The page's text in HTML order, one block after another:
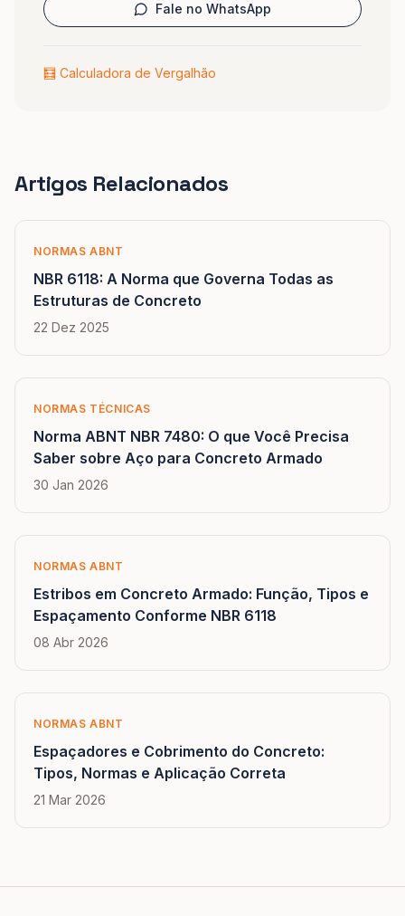
Fale no WhatsApp
🧮 Calculadora de Vergalhão
Artigos Relacionados
NORMAS ABNT
NBR 6118: A Norma que Governa Todas as
Estruturas de Concreto
22 Dez 2025
NORMAS TÉCNICAS
Norma ABNT NBR 7480: O que Você Precisa
Saber sobre Aço para Concreto Armado
30 Jan 2026
NORMAS ABNT
Estribos em Concreto Armado: Função, Tipos e
Espaçamento Conforme NBR 6118
08 Abr 2026
NORMAS ABNT
Espaçadores e Cobrimento do Concreto:
Tipos, Normas e Aplicação Correta
21 Mar 2026